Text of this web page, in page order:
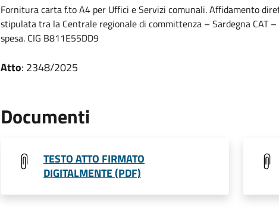
Fornitura carta f.to A4 per Uffici e Servizi comunali. Affidamento
stipulata tra la Centrale regionale di committenza – Sardegna CAT
spesa. CIG B811E55DD9
Atto: 2348/2025
Documenti
TESTO ATTO FIRMATO
DIGITALMENTE (PDF)